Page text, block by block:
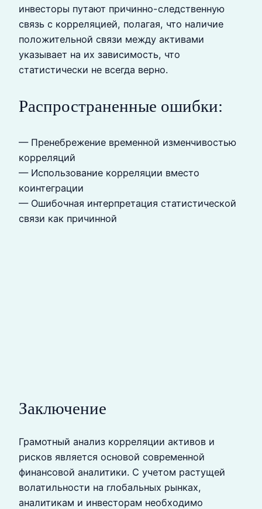
инвесторы путают причинно-следственную
связь с корреляцией, полагая, что наличие
положительной связи между активами
указывает на их зависимость, что
статистически не всегда верно.
Распространенные ошибки:
— Пренебрежение временной изменчивостью
корреляций
— Использование корреляции вместо
коинтеграции
— Ошибочная интерпретация статистической
связи как причинной
Заключение
Грамотный анализ корреляции активов и
рисков является основой современной
финансовой аналитики. С учетом растущей
волатильности на глобальных рынках,
аналитикам и инвесторам необходимо